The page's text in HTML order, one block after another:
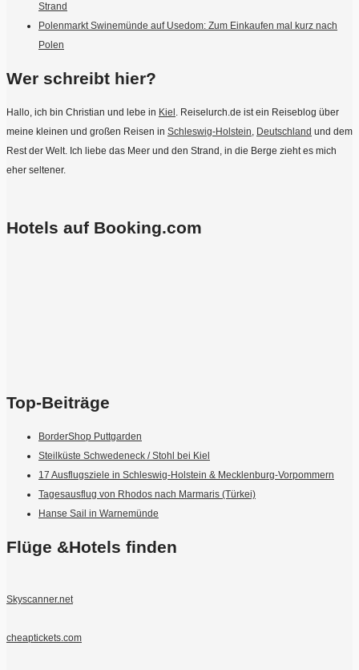
Strand
Polenmarkt Swinemünde auf Usedom: Zum Einkaufen mal kurz nach
Polen
Wer schreibt hier?
Hallo, ich bin Christian und lebe in Kiel. Reiselurch.de ist ein Reiseblog über
meine kleinen und großen Reisen in Schleswig-Holstein, Deutschland und dem
Rest der Welt. Ich liebe das Meer und den Strand, in die Berge zieht es mich
eher seltener.
Hotels auf Booking.com
Top-Beiträge
BorderShop Puttgarden
Steilküste Schwedeneck / Stohl bei Kiel
17 Ausflugsziele in Schleswig-Holstein & Mecklenburg-Vorpommern
Tagesausflug von Rhodos nach Marmaris (Türkei)
Hanse Sail in Warnemünde
Flüge &Hotels finden
Skyscanner.net
cheaptickets.com